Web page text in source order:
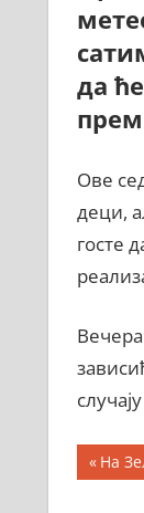
да
Ове
деци,
госте
Post:
На